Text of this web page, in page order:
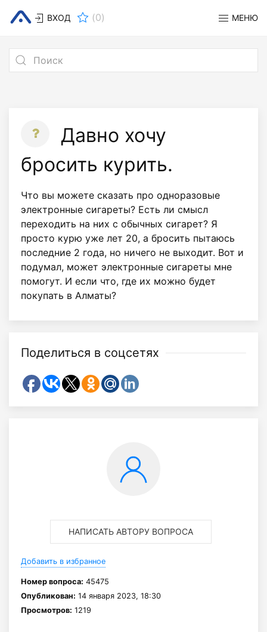
ВХОД (0) МЕНЮ
Давно хочу
бросить курить.
Что вы можете сказать про одноразовые
электронные сигареты? Есть ли смысл
переходить на них с обычных сигарет? Я
просто курю уже лет 20, а бросить пытаюсь
последние 2 года, но ничего не выходит. Вот и
подумал, может электронные сигареты мне
помогут. И если что, где их можно будет
покупать в Алматы?
Поделиться в соцсетях
НАПИСАТЬ АВТОРУ ВОПРОСА
Добавить в избранное
Номер вопроса: 45475
Опубликован: 14 января 2023, 18:30
Просмотров: 1219